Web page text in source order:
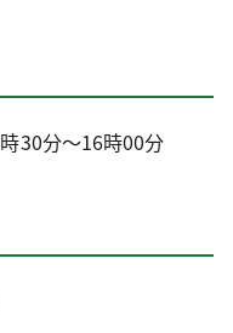
30分～16時00分